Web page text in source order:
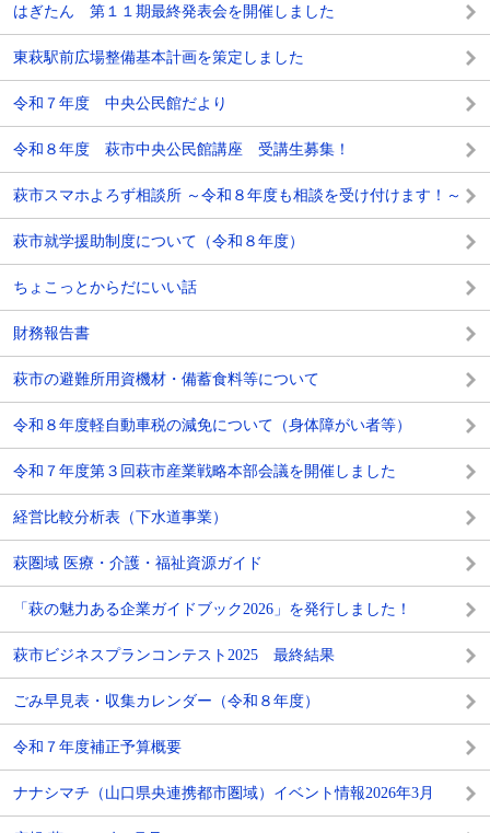
はぎたん 第１１期最終発表会を開催しました
東萩駅前広場整備基本計画を策定しました
令和７年度 中央公民館だより
令和８年度 萩市中央公民館講座 受講生募集！
萩市スマホよろず相談所 ～令和８年度も相談を受け付けます！～
萩市就学援助制度について（令和８年度）
ちょこっとからだにいい話
財務報告書
萩市の避難所用資機材・備蓄食料等について
令和８年度軽自動車税の減免について（身体障がい者等）
令和７年度第３回萩市産業戦略本部会議を開催しました
経営比較分析表（下水道事業）
萩圏域 医療・介護・福祉資源ガイド
「萩の魅力ある企業ガイドブック2026」を発行しました！
萩市ビジネスプランコンテスト2025 最終結果
ごみ早見表・収集カレンダー（令和８年度）
令和７年度補正予算概要
ナナシマチ（山口県央連携都市圏域）イベント情報2026年3月